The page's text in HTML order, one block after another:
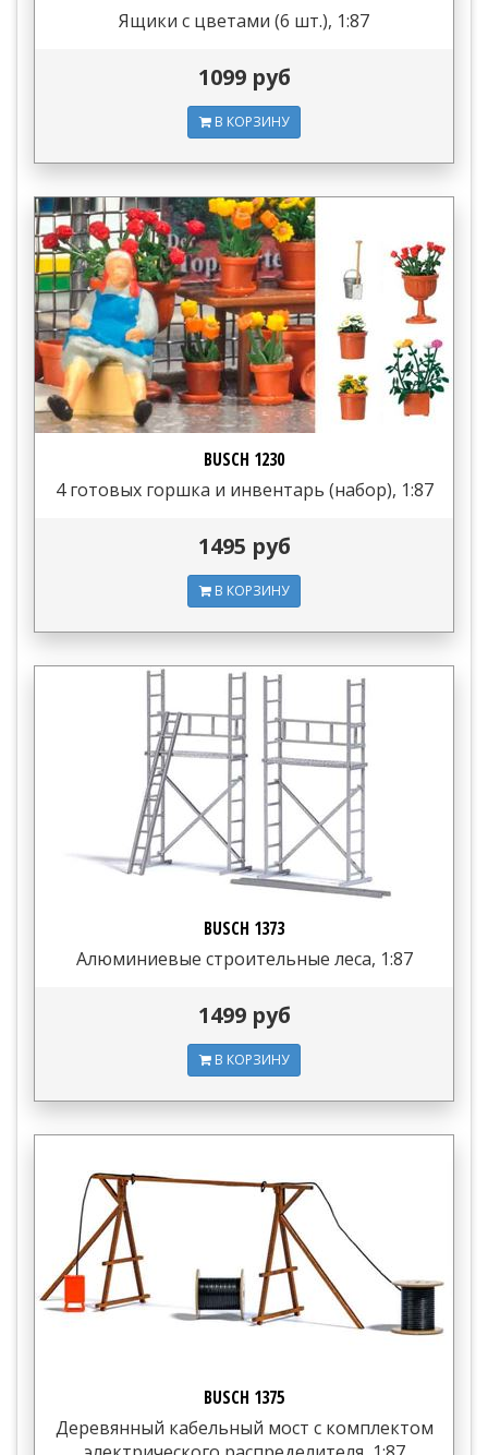
Ящики с цветами (6 шт.), 1:87
1099 руб
В КОРЗИНУ
BUSCH 1230
4 готовых горшка и инвентарь (набор), 1:87
1495 руб
В КОРЗИНУ
BUSCH 1373
Алюминиевые строительные леса, 1:87
1499 руб
В КОРЗИНУ
BUSCH 1375
Деревянный кабельный мост с комплектом